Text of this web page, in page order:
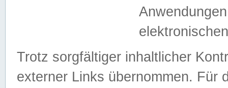
Trotz sorgfältiger inhaltlicher
externer Links übernommen. Für